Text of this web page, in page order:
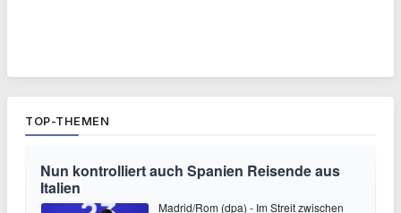
TOP-THEMEN
Nun kontrolliert auch Spanien Reisende aus
Italien
Madrid/Rom (dpa) - Im Streit zwischen